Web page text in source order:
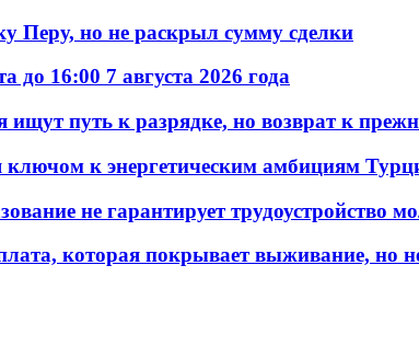
Перу, но не раскрыл сумму сделки
до 16:00 7 августа 2026 года
путь к разрядке, но возврат к
ключом к энергетическим амбициям
не гарантирует трудоустройство
которая покрывает выживание, но